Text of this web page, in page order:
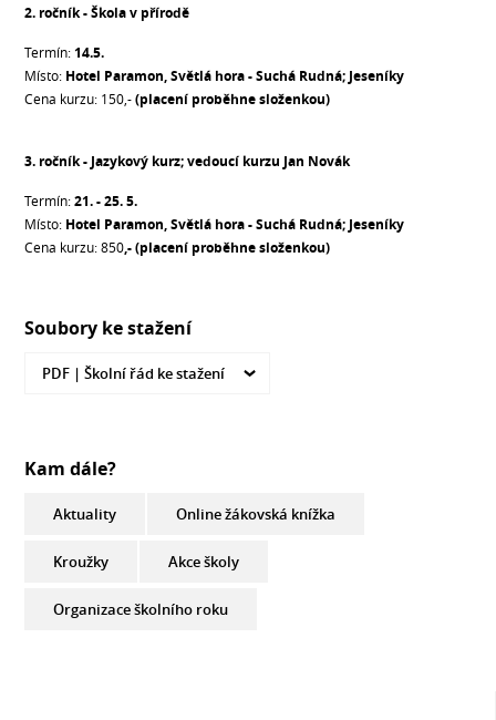
2. ročník - Škola v přírodě
Termín:14.5.
Místo: Hotel Paramon, Světlá hora - Suchá Rudná; Jeseníky
Cena kurzu: 150,-(placení proběhne složenkou)
3. ročník - Jazykový kurz; vedoucí kurzu Jan Novák
Termín:21. - 25. 5.
Místo: Hotel Paramon, Světlá hora - Suchá Rudná; Jeseníky
Cena kurzu: 850,- (placení proběhne složenkou)
Soubory ke stažení
PDF |Školní řád ke stažení
Kam dále?
Aktuality Online žákovská knížka
Kroužky Akce školy
Organizace školního roku